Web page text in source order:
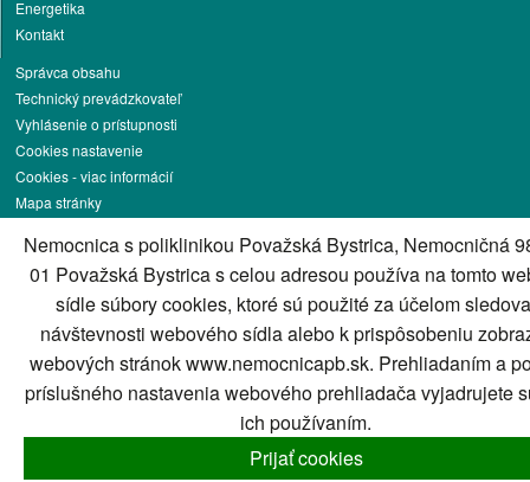
Energetika
Kontakt
Správca obsahu
Technický prevádzkovateľ
Vyhlásenie o prístupnosti
Cookies nastavenie
Cookies - viac informácií
Mapa stránky
Generuje
Nemocnica s poliklinikou Považská Bystrica, Nemocničná
01 Považská Bystrica s celou adresou používa na tomto
sídle súbory cookies, ktoré sú použité za účelom
návštevnosti webového sídla alebo k prispôsobeniu
webových stránok www.nemocnicapb.sk. Prehliadaním a
príslušného nastavenia webového prehliadača vyjadrujete
ich používaním.
Prijať cookies